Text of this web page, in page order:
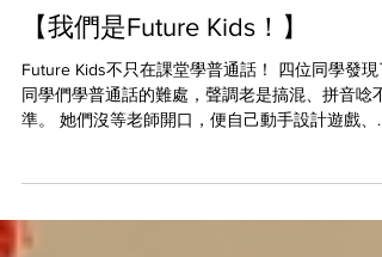
【我們是Future Kids！】
Future Kids不只在課堂學普通話！ 四位同學發現
同學們學普通話的難處，聲調老是搞混、拼音唸不
製道具，在早會前帶著全班邊玩邊練，大受同學歡